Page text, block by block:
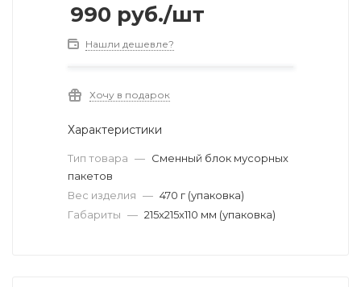
990 руб./шт
Нашли дешевле?
Хочу в подарок
Характеристики
Тип товара — Сменный блок мусорных
пакетов
Вес изделия — 470 г (упаковка)
Габариты — 215x215x110 мм (упаковка)